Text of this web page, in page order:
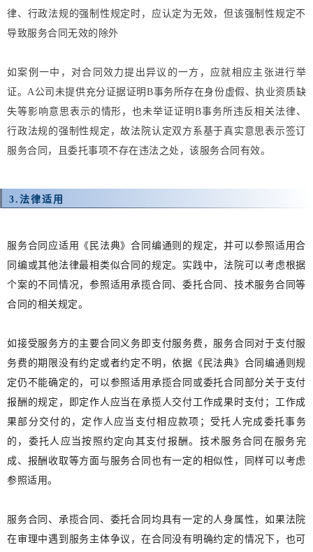
律、行政法规的强制性规定时，应认定为无效，但该强制性规定不
导致服务合同无效的除外
如案例一中， 对合同效力提出异议的一方，应就相应主张进行举
证。A公司未提供充分证据证明B事务所存在身份虚假、执业资质缺
失等影响意思表示的情形，也未举证证明B事务所违反相关法律、
行政法规的强制性规定，故法院认定双方系基于真实意思表示签订
服务合同，且委托事项不存在违法之处，该服务合同有效。
3. 法律适用
服务合同应适用《民法典》合同编通则的规定，并可以参照适用合
同编或其他法律最相类似合同的规定。实践中，法院可以考虑根据
个案的不同情况，参照适用承揽合同、委托合同、技术服务合同等
合同的相关规定。
如接受服务方的主要合同义务即支付服务费，服务合同对于支付服
务费的期限没有约定或者约定不明，依据《民法典》合同编通则规
定仍不能确定的，可以参照适用承揽合同或委托合同部分关于支付
报酬的规定，即定作人应当在承揽人交付工作成果时支付；工作成
果部分交付的，定作人应当支付相应款项；受托人完成委托事务
的，委托人应当按照约定向其支付报酬。技术服务合同在服务完
成、报酬收取等方面与服务合同也有一定的相似性，同样可以考虑
参照适用。
服务合同、承揽合同、委托合同均具有一定的人身属性，如果法院
在审理中遇到服务主体争议，在合同没有明确约定的情况下，也可